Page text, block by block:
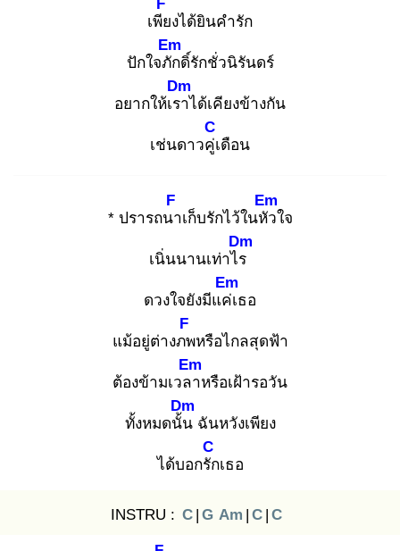
เพีย
F
งได้ยินคำรัก
ปักใจภัก
Em
ดิ์รักชั่วนิรันดร์
อยากให้เรา
Dm
ได้เคียงข้างกัน
เช่นดาวคู่เ
C
ดือน
* ปรารถนา
F
เก็บรักไว้ในหัว
Em
ใจ
เนิ่นนานเท่าไร
Dm
ดวงใจยังมีแค่เ
Em
ธอ
แม้อยู่ต่างภพ
F
หรือไกลสุดฟ้า
ต้องข้ามเวลา
Em
หรือเฝ้ารอวัน
ทั้งหมดนั้น
Dm
ฉันหวังเพียง
ได้บอกรัก
C
เธอ
INSTRU : C | G Am | C | C